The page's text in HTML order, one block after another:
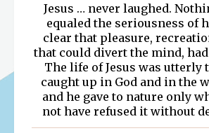
Jesus … never laughed.
equaled the seriousness of
clear that pleasure,
that could divert the mind,
The life of Jesus was utterly
caught up in God and in the
and he gave to nature only
not have refused it without